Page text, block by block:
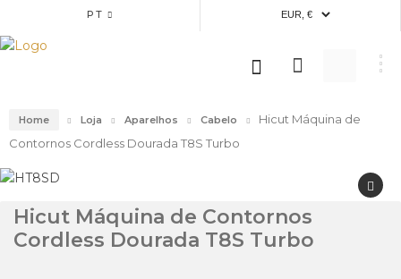
PT
Home Loja Aparelhos Cabelo
Hicut Máquina de
Contornos Cordless Dourada T8S Turbo
Hicut Máquina de Contornos
Cordless Dourada T8S Turbo